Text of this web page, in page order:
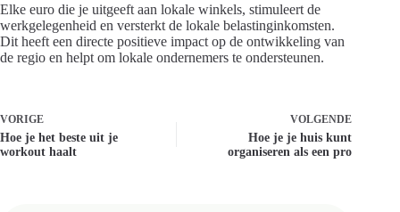
Elke euro die je uitgeeft aan lokale winkels, stimuleert de
werkgelegenheid en versterkt de lokale belastinginkomsten.
Dit heeft een directe positieve impact op de ontwikkeling van
de regio en helpt om lokale ondernemers te ondersteunen.
VORIGE
Hoe je het beste uit je
workout haalt
VOLGENDE
Hoe je je huis kunt
organiseren als een pro